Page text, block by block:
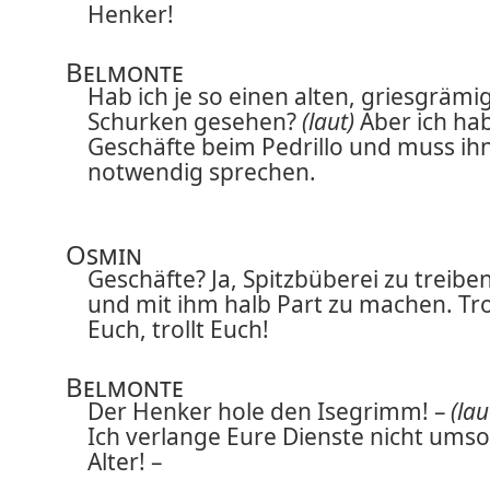
Henker!
Belmonte
Hab ich je so einen alten,
Schurken gesehen?(laut)Aber ich
Geschäfte beim Pedrillo und muss
notwendig sprechen.
Osmin
Geschäfte? Ja, Spitzbüberei zu
und mit ihm halb Part zu machen.
Euch, trollt Euch!
Belmonte
Der Henker hole den Isegrimm! –
Ich verlange Eure Dienste nicht
Alter! –